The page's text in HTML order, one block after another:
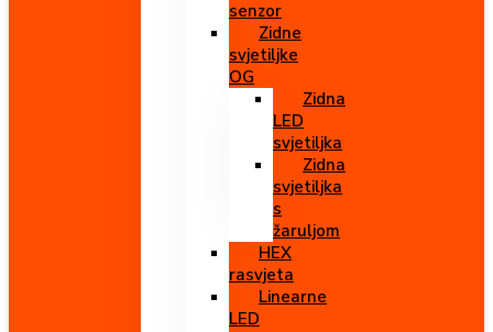
senzor
Zidne
svjetiljke
OG
Zidna
LED
svjetiljka
Zidna
svjetiljka
s
žaruljom
HEX
rasvjeta
Linearne
LED